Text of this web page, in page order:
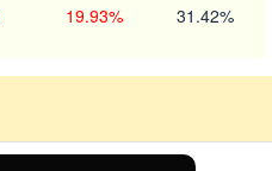
19.93% 31.42%